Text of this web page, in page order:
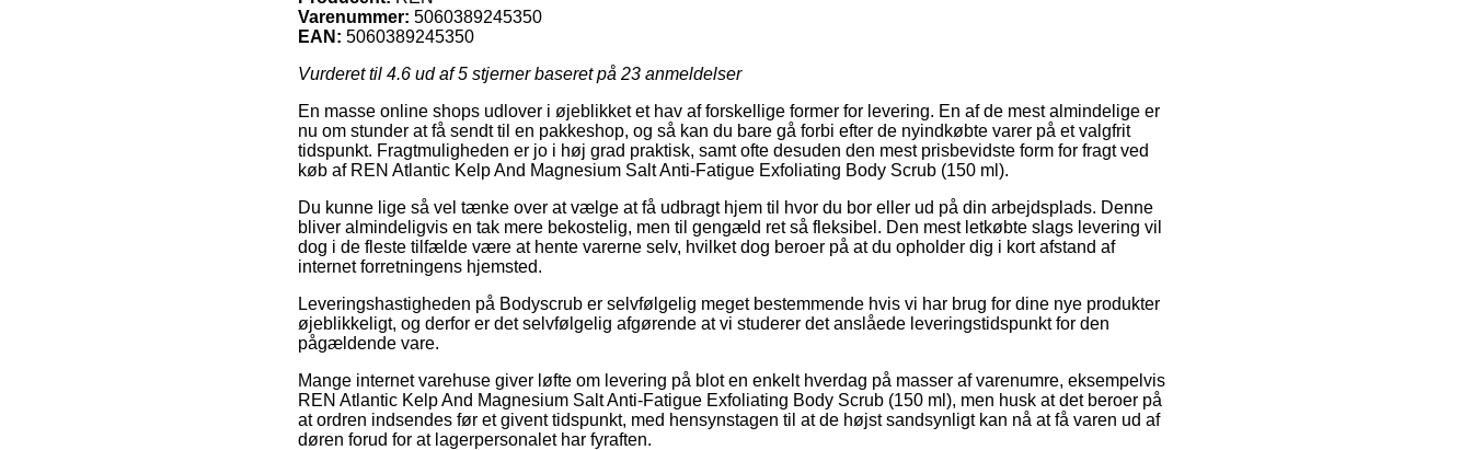
Varenummer: 5060389245350
EAN: 5060389245350
Vurderet til 4.6 ud af 5 stjerner baseret på 23 anmeldelser
En masse online shops udlover i øjeblikket et hav af forskellige former for levering. En af de mest almindelige er
nu om stunder at få sendt til en pakkeshop, og så kan du bare gå forbi efter de nyindkøbte varer på et valgfrit
tidspunkt. Fragtmuligheden er jo i høj grad praktisk, samt ofte desuden den mest prisbevidste form for fragt ved
køb af REN Atlantic Kelp And Magnesium Salt Anti-Fatigue Exfoliating Body Scrub (150 ml).
Du kunne lige så vel tænke over at vælge at få udbragt hjem til hvor du bor eller ud på din arbejdsplads. Denne
bliver almindeligvis en tak mere bekostelig, men til gengæld ret så fleksibel. Den mest letkøbte slags levering vil
dog i de fleste tilfælde være at hente varerne selv, hvilket dog beroer på at du opholder dig i kort afstand af
internet forretningens hjemsted.
Leveringshastigheden på Bodyscrub er selvfølgelig meget bestemmende hvis vi har brug for dine nye produkter
øjeblikkeligt, og derfor er det selvfølgelig afgørende at vi studerer det anslåede leveringstidspunkt for den
pågældende vare.
Mange internet varehuse giver løfte om levering på blot en enkelt hverdag på masser af varenumre, eksempelvis
REN Atlantic Kelp And Magnesium Salt Anti-Fatigue Exfoliating Body Scrub (150 ml), men husk at det beroer på
at ordren indsendes før et givent tidspunkt, med hensynstagen til at de højst sandsynligt kan nå at få varen ud af
døren forud for at lagerpersonalet har fyraften.